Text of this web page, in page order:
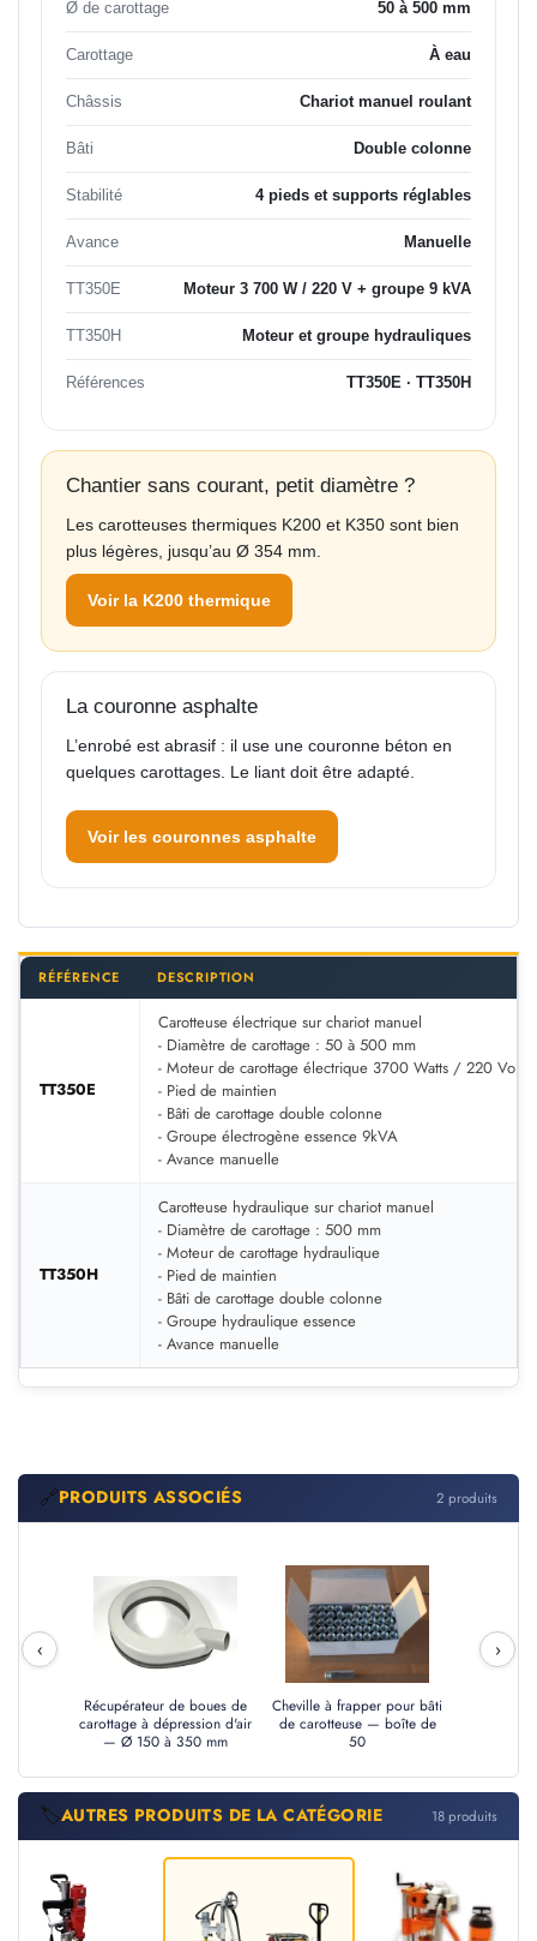
Ø de carottage 50 à 500 mm
Carottage À eau
Châssis Chariot manuel roulant
Bâti Double colonne
Stabilité 4 pieds et supports réglables
Avance Manuelle
TT350E Moteur 3 700 W / 220 V + groupe 9 kVA
TT350H Moteur et groupe hydrauliques
Références TT350E · TT350H
Chantier sans courant, petit diamètre ?
Les carotteuses thermiques K200 et K350 sont bien
plus légères, jusqu’au Ø 354 mm.
Voir la K200 thermique
La couronne asphalte
L’enrobé est abrasif : il use une couronne béton en
quelques carottages. Le liant doit être adapté.
Voir les couronnes asphalte
RÉFÉRENCE DESCRIPTION
TT350E
Carotteuse électrique sur chariot manuel
- Diamètre de carottage : 50 à 500 mm
- Moteur de carottage électrique 3700 Watts / 220 Volts
- Pied de maintien
- Bâti de carottage double colonne
- Groupe électrogène essence 9kVA
- Avance manuelle
TT350H
Carotteuse hydraulique sur chariot manuel
- Diamètre de carottage : 500 mm
- Moteur de carottage hydraulique
- Pied de maintien
- Bâti de carottage double colonne
- Groupe hydraulique essence
- Avance manuelle
🔗PRODUITS ASSOCIÉS 2 produits
‹ ›
Récupérateur de boues de
carottage à dépression d'air
— Ø 150 à 350 mm
Cheville à frapper pour bâti
de carotteuse — boîte de
50
🏷️AUTRES PRODUITS DE LA CATÉGORIE 18 produits